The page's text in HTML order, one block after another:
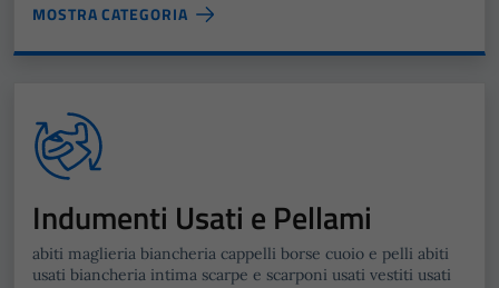
MOSTRA CATEGORIA
Indumenti Usati e Pellami
abiti maglieria biancheria cappelli borse cuoio e pelli abiti
usati biancheria intima scarpe e scarponi usati vestiti usati